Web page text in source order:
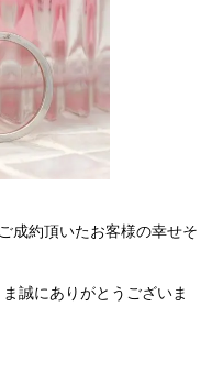
成約頂いたお客様の幸せそ
誠にありがとうございま